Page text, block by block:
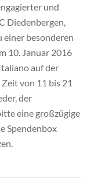
und
Diedenbergen,
besonderen
10. Januar 2016
auf der
von 11 bis 21
der
eine großzügige
Spendenbox